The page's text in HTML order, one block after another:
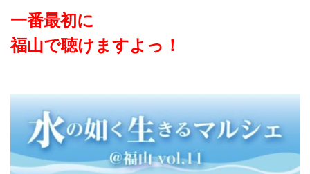
一番最初に
福山で聴けますよっ！